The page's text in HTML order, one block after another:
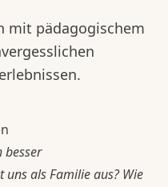
mit pädagogischem
besser
uns als Familie aus? Wie